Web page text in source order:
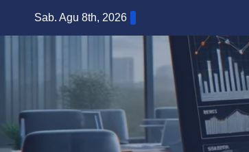
Sab. Agu 8th, 2026